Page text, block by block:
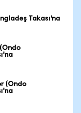
Takası'na
(Ondo